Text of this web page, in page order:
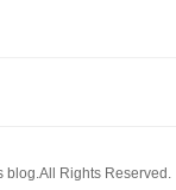
blog.All Rights Reserved.